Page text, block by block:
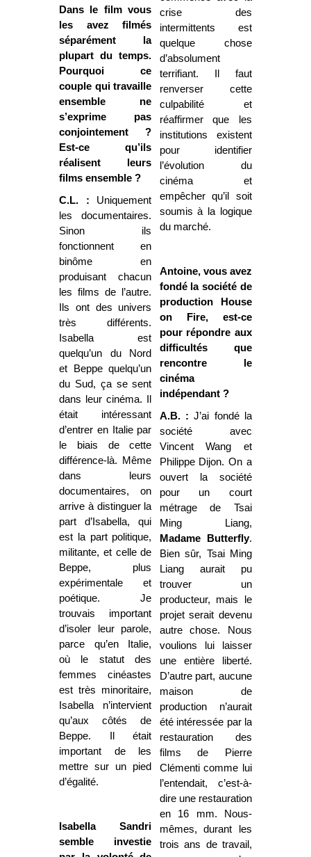
Dans le film vous
les avez filmés
séparément la
plupart du temps.
Pourquoi ce
couple qui travaille
ensemble ne
s’exprime pas
conjointement ?
Est-ce qu’ils
réalisent leurs
films ensemble ?
C.L. : Uniquement
les documentaires.
Sinon ils
fonctionnent en
binôme en
produisant chacun
les films de l’autre.
Ils ont des univers
très différents.
Isabella est
quelqu’un du Nord
et Beppe quelqu’un
du Sud, ça se sent
dans leur cinéma. Il
était intéressant
d’entrer en Italie par
le biais de cette
différence-là. Même
dans leurs
documentaires, on
arrive à distinguer la
part d’Isabella, qui
est la part politique,
militante, et celle de
Beppe, plus
expérimentale et
poétique. Je
trouvais important
d’isoler leur parole,
parce qu’en Italie,
où le statut des
femmes cinéastes
est très minoritaire,
Isabella n’intervient
qu’aux côtés de
Beppe. Il était
important de les
mettre sur un pied
d’égalité.
Isabella Sandri
semble investie
crise des
intermittents est
quelque chose
d’absolument
terrifiant. Il faut
renverser cette
culpabilité et
réaffirmer que les
institutions existent
pour identifier
l’évolution du
cinéma et
empêcher qu’il soit
soumis à la logique
du marché.
Antoine, vous avez
fondé la société de
production House
on Fire, est-ce
pour répondre aux
difficultés que
rencontre le
cinéma
indépendant ?
A.B. : J’ai fondé la
société avec
Vincent Wang et
Philippe Dijon. On a
ouvert la société
pour un court
métrage de Tsai
Ming Liang,
Madame Butterfly.
Bien sûr, Tsai Ming
Liang aurait pu
trouver un
producteur, mais le
projet serait devenu
autre chose. Nous
voulions lui laisser
une entière liberté.
D’autre part, aucune
maison de
production n’aurait
été intéressée par la
restauration des
films de Pierre
Clémenti comme lui
l’entendait, c’est-à-
dire une restauration
en 16 mm. Nous-
mêmes, durant les
trois ans de travail,